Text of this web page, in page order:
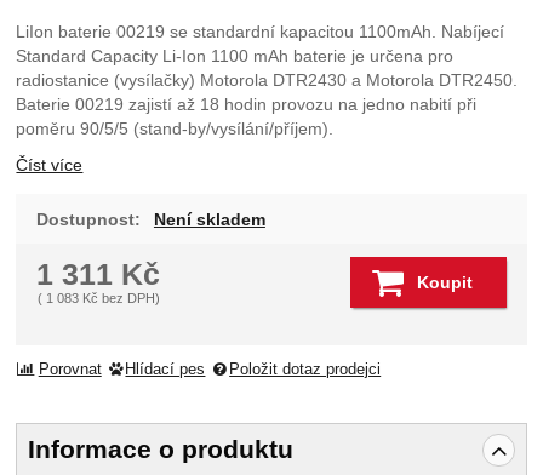
LiIon baterie 00219 se standardní kapacitou 1100mAh. Nabíjecí
Standard Capacity Li-Ion 1100 mAh baterie je určena pro
radiostanice (vysílačky) Motorola DTR2430 a Motorola DTR2450.
Baterie 00219 zajistí až 18 hodin provozu na jedno nabití při
poměru 90/5/5 (stand-by/vysílání/příjem).
Číst více
Dostupnost: Není skladem
1 311 Kč
(1 083 Kč bez DPH)
Koupit
Porovnat Hlídací pes Položit dotaz prodejci
Informace o produktu